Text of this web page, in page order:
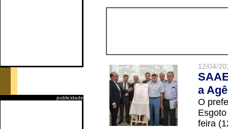
publicidade
12/04/
a
O
feira